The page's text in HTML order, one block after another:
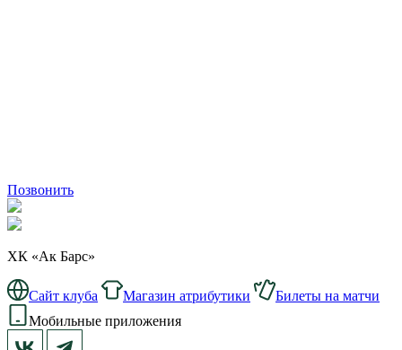
Позвонить
ХК «Ак Барс»
Сайт клуба Магазин атрибутики
Билеты на матчи
Мобильные приложения